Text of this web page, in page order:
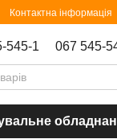
Контактна інформація
545-1 067 545-